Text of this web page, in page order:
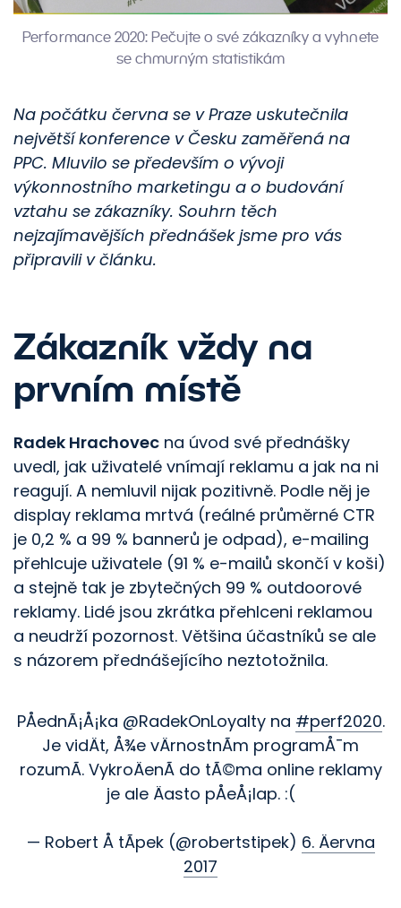
Performance 2020: Pečujte o své zákazníky a vyhnete
se chmurným statistikám
Na počátku června se v Praze uskutečnila
největší konference v Česku zaměřená na
PPC. Mluvilo se především o vývoji
výkonnostního marketingu a o budování
vztahu se zákazníky. Souhrn těch
nejzajímavějších přednášek jsme pro vás
připravili v článku.
Zákazník vždy na
prvním místě
Radek Hrachovec na úvod své přednášky
uvedl, jak uživatelé vnímají reklamu a jak na ni
reagují. A nemluvil nijak pozitivně. Podle něj je
display reklama mrtvá (reálné průměrné CTR
je 0,2 % a 99 % bannerů je odpad), e-mailing
přehlcuje uživatele (91 % e-mailů skončí v koši)
a stejně tak je zbytečných 99 % outdoorové
reklamy. Lidé jsou zkrátka přehlceni reklamou
a neudrží pozornost. Většina účastníků se ale
s názorem přednášejícího neztotožnila.
PÅednÃ¡Å¡ka @RadekOnLoyalty na #perf2020.
Je vidÄt, Å¾e vÄrnostnÃ­m programÅ¯m
rozumÃ­. VykroÄenÃ­ do tÃ©ma online reklamy
je ale Äasto pÅeÅ¡lap. :(
— Robert Å tÃ­pek (@robertstipek) 6. Äervna
2017